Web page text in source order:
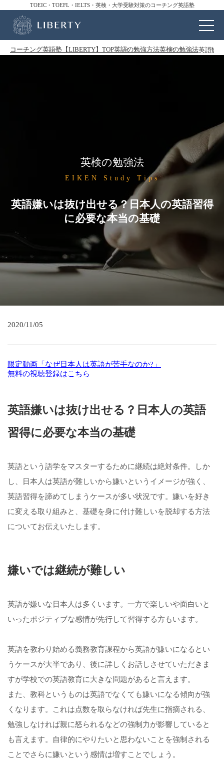
TOEIC・TOEFL・IELTS・英検・大学受験対策のコーチング英語塾
コーチング英語塾【LIBERTY】TOP英語の勉強方法英検の勉強法英語嫌
英検の勉強法
EIKEN Study Tips
英語嫌いは抜け出せる？日本人の英語習得
に必要な本当の基礎
2020/11/05
限定動画「なぜ日本人は英語が苦手なのか?」
無料の視聴登録はこちら
英語嫌いは抜け出せる？日本人の英語
習得に必要な本当の基礎
英語という語学をマスターするために継続は絶対条件。しか
し、日本人は英語が難しいから嫌いというイメージが強く、
英語習得を諦めてしまうケースが多い状況です。嫌いを好き
に変える取り組みと、基礎を身に付け難しいを脱却する方法
についてお伝えいたします。
嫌いでは継続が難しい
英語が嫌いな日本人は多くいます。一方で楽しいや面白いと
いったポジティブな感情が先行して習得する方もいます。
英語を教わり始める義務教育課程から英語が嫌いになるとい
うケースが大半であり、後に詳しくお話しさせていただきま
すが学校での英語教育に大きな問題があると言えます。
また、教科というものは英語でなくても嫌いになる傾向が強
くなります。これは点数を取らなければ先生に指摘される、
勉強しなければ親に怒られるなどの強制力が影響していると
も言えます。自律的にやりたいと思わないことを強制される
ことでさらに嫌いという感情は増すことでしょう。